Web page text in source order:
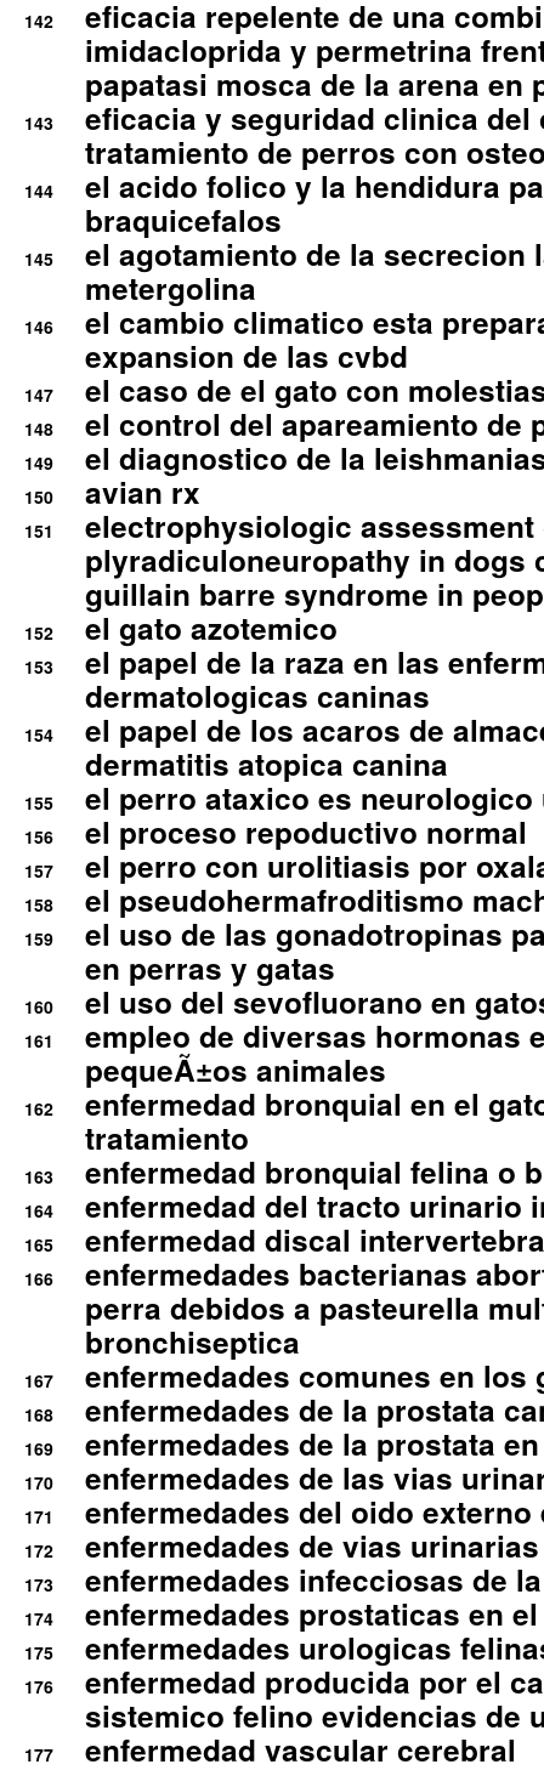
142
eficacia repelente de una
imidacloprida y permetrina
papatasi mosca de la arena en
143
eficacia y seguridad clinica del
tratamiento de perros con
144
el acido folico y la hendidura
braquicefalos
145
el agotamiento de la secrecion
metergolina
146
el cambio climatico esta
expansion de las cvbd
147 el caso de el gato con
148 el control del apareamiento de
149 el diagnostico de la
150 avian rx
151
electrophysiologic assessment
plyradiculoneuropathy in dogs
guillain barre syndrome in
152 el gato azotemico
153
el papel de la raza en las
dermatologicas caninas
154
el papel de los acaros de
dermatitis atopica canina
155 el perro ataxico es
156 el proceso repoductivo normal
157 el perro con urolitiasis por
158 el pseudohermafroditismo
159
el uso de las gonadotropinas
en perras y gatas
160 el uso del sevofluorano en
161
empleo de diversas hormonas
pequeÃ±os animales
162
enfermedad bronquial en el
tratamiento
163 enfermedad bronquial felina o
164 enfermedad del tracto urinario
165 enfermedad discal
166
enfermedades bacterianas
perra debidos a pasteurella
bronchiseptica
167 enfermedades comunes en los
168 enfermedades de la prostata
169 enfermedades de la prostata
170 enfermedades de las vias
171 enfermedades del oido
172 enfermedades de vias
173 enfermedades infecciosas de
174 enfermedades prostaticas en
175 enfermedades urologicas
176
enfermedad producida por el
sistemico felino evidencias de
177 enfermedad vascular cerebral